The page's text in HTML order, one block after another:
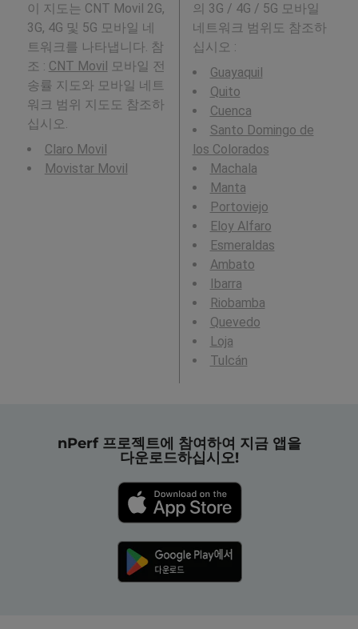
이 지도는 CNT Movil 2G,
3G, 4G 및 5G 모바일 네
트워크를 나타냅니다. 참
조 : CNT Movil
모바일 전
송률 지도와 모바일 네트
워크 범위 지도도 참조하
십시오.
Claro Movil
Movistar Movil
의 3G / 4G / 5G 모바일
네트워크 범위도 참조하
십시오 :
Guayaquil
Quito
Cuenca
Santo Domingo de
los Colorados
Machala
Manta
Portoviejo
Eloy Alfaro
Esmeraldas
Ambato
Ibarra
Riobamba
Quevedo
Loja
Tulcán
nPerf 프로젝트에 참여하여 지금 앱을
다운로드하십시오!